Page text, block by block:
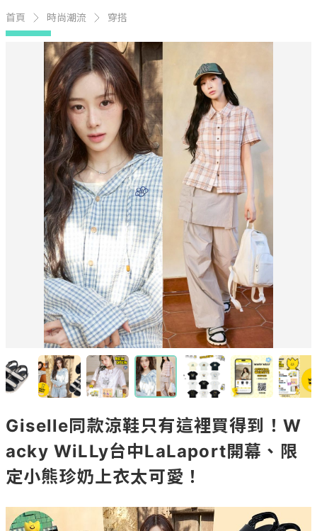
首頁 時尚潮流 穿搭
Giselle同款涼鞋只有這裡買得到！W
acky WiLLy台中LaLaport開幕、限
定小熊珍奶上衣太可愛！